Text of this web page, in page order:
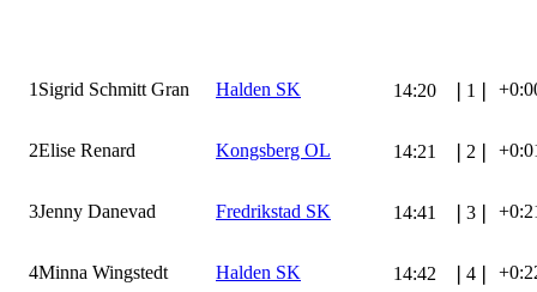
1 Sigrid Schmitt Gran Halden SK 14:20 1
2Elise Renard Kongsberg OL 14:21 2
3Jenny Danevad Fredrikstad SK 14:41 3
4Minna Wingstedt Halden SK 14:42 4